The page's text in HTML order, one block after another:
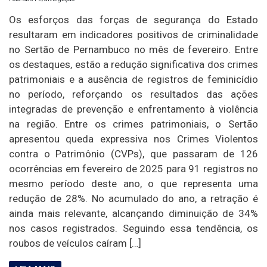
Os esforços das forças de segurança do Estado
resultaram em indicadores positivos de criminalidade
no Sertão de Pernambuco no mês de fevereiro. Entre
os destaques, estão a redução significativa dos crimes
patrimoniais e a ausência de registros de feminicídio
no período, reforçando os resultados das ações
integradas de prevenção e enfrentamento à violência
na região. Entre os crimes patrimoniais, o Sertão
apresentou queda expressiva nos Crimes Violentos
contra o Patrimônio (CVPs), que passaram de 126
ocorrências em fevereiro de 2025 para 91 registros no
mesmo período deste ano, o que representa uma
redução de 28%. No acumulado do ano, a retração é
ainda mais relevante, alcançando diminuição de 34%
nos casos registrados. Seguindo essa tendência, os
roubos de veículos caíram […]